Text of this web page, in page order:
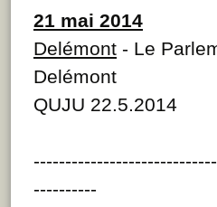
21 mai 2014
Delémont - Le
Delémont
QUJU 22.5.2014
----------